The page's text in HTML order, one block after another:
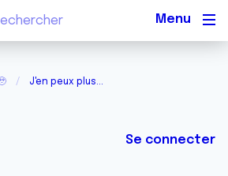
J'en peux plus...
Se connecter